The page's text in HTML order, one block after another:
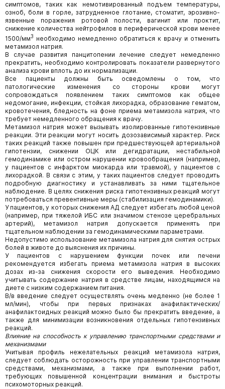
симптомов, таких как немотивированный подъем температуры,
озноб, боли в горле, затрудненное глотание, стоматит, эрозивно-
язвенные поражения ротовой полости, вагинит или проктит,
снижение количества нейтрофилов в периферической крови менее
1500/мм3 необходимо немедленно обратиться к врачу и отменить
метамизол натрия.
В случае развития панцитопении лечение следует немедленно
прекратить, необходимо контролировать показатели развернутого
анализа крови вплоть до их нормализации.
Все пациенты должны быть осведомлены о том, что
патологические изменения со стороны крови могут
сопровождаться появлением таких симптомов как общее
недомогание, инфекции, стойкая лихорадка, образование гематом,
кровотечения, бледность на фоне приема метамизола натрия, что
требует немедленного обращения к врачу.
Метамизол натрия может вызывать изолированные гипотензивные
реакции. Эти реакции могут носить дозозависимый характер. Риск
таких реакций также повышен при предшествующей артериальной
гипотензии, снижении ОЦК или дегидратации, нестабильной
гемодинамике или остром нарушении кровообращения (например,
у пациентов с инфарктом миокарда или травмой), у пациентов с
лихорадкой. В связи с этим, у таких пациентов следует проводить
подробную диагностику и устанавливать за ними тщательное
наблюдение. В целях снижения риска гипотензивных реакций могут
потребоваться превентивные меры (стабилизация гемодинамики).
У пациентов, у которых снижения АД следует избегать любой ценой
(например, при тяжелой ИБС или значимом стенозе церебральных
артерий), метамизол натрия допускается применять при
тщательном наблюдении за гемодинамическими параметрами.
Недопустимо использование метамизола натрия для снятия острых
болей в животе до выяснения их причины.
У пациентов с нарушением функции почек или печени
рекомендуется избегать приема метамизола натрия в высоких
дозах из-за снижения скорости его выведения. Необходимо
учитывать содержание натрия в средстве лицам, находящимся на
диете с низким содержанием питания.
В/в введение следует осуществлять очень медленно (не более 1
мл/мин), чтобы при первых признаках анафилактических/
анафилактоидных реакций можно было бы прекратить введение, а
также для минимизации возникновения отдельных гипотензивных
реакций.
Влияние на способность к управлению транспортными средствами и
механизмами
Учитывая профиль нежелательных реакций метамизола натрия,
следует соблюдать осторожность при управлении транспортными
средствами, механизмами, а также при выполнении работ,
требующих повышенной концентрации внимания и быстроты
психомоторных реакций.